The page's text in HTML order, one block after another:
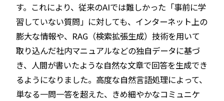
す。これにより、従来のAIでは難しかった「事前に学
習していない質問」に対しても、インターネット上の
膨大な情報や、RAG（検索拡張生成）技術を用いて
取り込んだ社内マニュアルなどの独自データに基づ
き、人間が書いたような自然な文章で回答を生成でき
るようになりました。高度な自然言語処理によって、
単なる一問一答を超えた、きめ細やかなコミュニケ